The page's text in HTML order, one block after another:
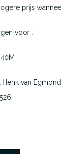
prijs
voor :
van